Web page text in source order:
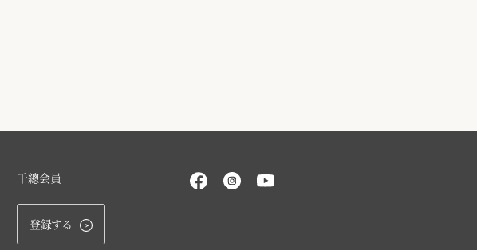
千總会員
登録する